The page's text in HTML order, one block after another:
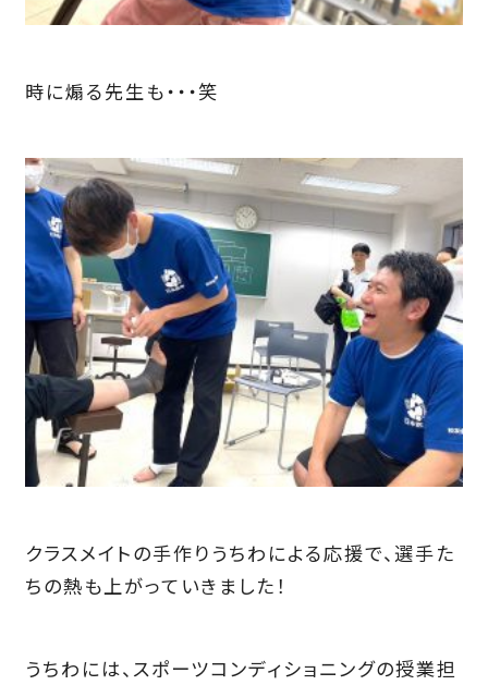
時に煽る先生も・・・笑
クラスメイトの手作りうちわによる応援で、選手た
ちの熱も上がっていきました！
うちわには、スポーツコンディショニングの授業担